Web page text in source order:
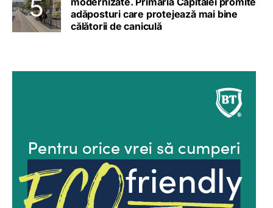
adăposturi care protejează mai bine
călătorii de caniculă